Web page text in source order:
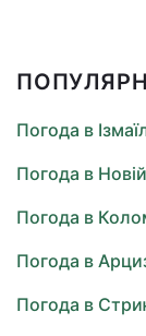
Погода в
Погода в
Погода в
Погода в
Погода в